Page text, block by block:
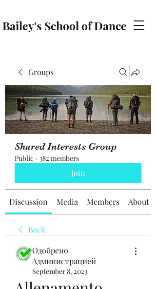
Bailey's School of Dance
Groups
Shared Interests Group
Public · 382 members
Join
Discussion Media Members About
Back
Одобрено
Администрацией
September 8, 2023